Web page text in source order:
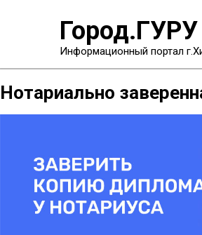
Город.ГУРУ
Информационный портал
Нотариально